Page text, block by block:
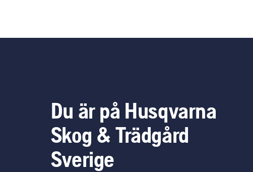
Du är på Husqvarna
Skog & Trädgård
Sverige